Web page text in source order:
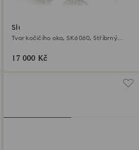
Sluneční brýle
Tvar kočičího oka, SK6060, Stříbrný
17 000 Kč